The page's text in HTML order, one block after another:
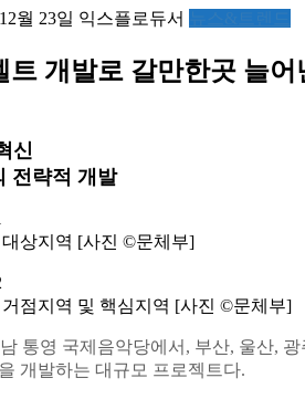
월 23일 익스플로듀서
트 개발로 갈만한곳 늘어
신
전략적 개발
상지역 [사진 ©문체부]
점지역 및 핵심지역 [사진 ©문체부]
통영 국제음악당에서, 부산, 울산,
개발하는 대규모 프로젝트다.